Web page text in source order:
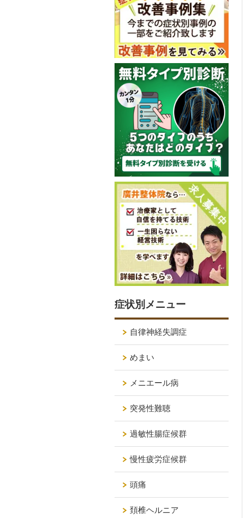
症状別メニュー
自律神経失調症
めまい
メニエール病
突発性難聴
過敏性腸症候群
慢性疲労症候群
頭痛
頚椎ヘルニア